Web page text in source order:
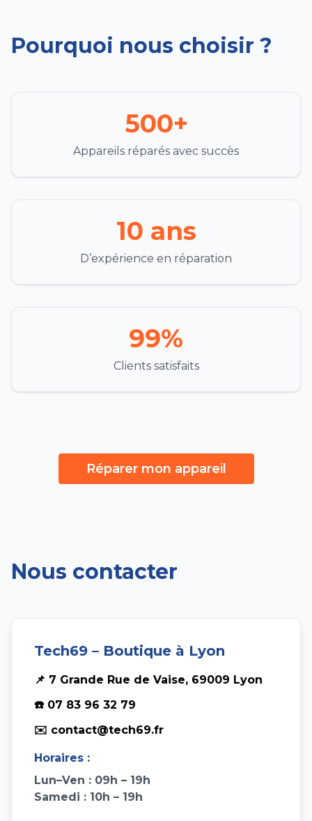
Pourquoi nous choisir ?
500+
Appareils réparés avec succès
10 ans
D’expérience en réparation
99%
Clients satisfaits
Réparer mon appareil
Nous contacter
Tech69 – Boutique à Lyon
📌 7 Grande Rue de Vaise, 69009 Lyon
☎️ 07 83 96 32 79
✉️ contact@tech69.fr
Horaires :
Lun–Ven : 09h – 19h
Samedi : 10h – 19h